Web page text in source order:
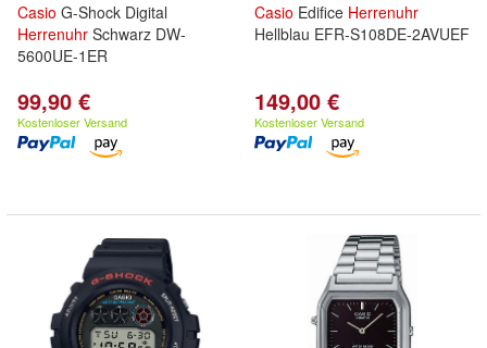
Casio G-Shock Digital
Herrenuhr Schwarz DW-
5600UE-1ER
99,90 €
Kostenloser Versand
Casio Edifice Herrenuhr
Hellblau EFR-S108DE-2AVUEF
149,00 €
Kostenloser Versand